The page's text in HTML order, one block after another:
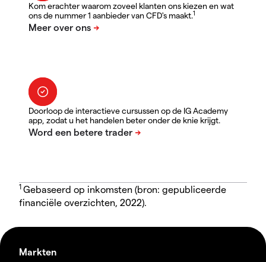
Kom erachter waarom zoveel klanten ons kiezen en wat
ons de nummer 1 aanbieder van CFD's maakt.1
Doorloop de interactieve cursussen op de IG Academy
app, zodat u het handelen beter onder de knie krijgt.
1 Gebaseerd op inkomsten (bron: gepubliceerde
financiële overzichten, 2022).
Markten